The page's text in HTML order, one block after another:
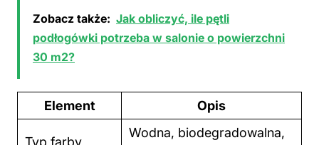
Zobacz także: Jak obliczyć, ile pętli
podłogówki potrzeba w salonie o powierzchni
30 m2?
Element Opis
Typ farby
Wodna, biodegradowalna,